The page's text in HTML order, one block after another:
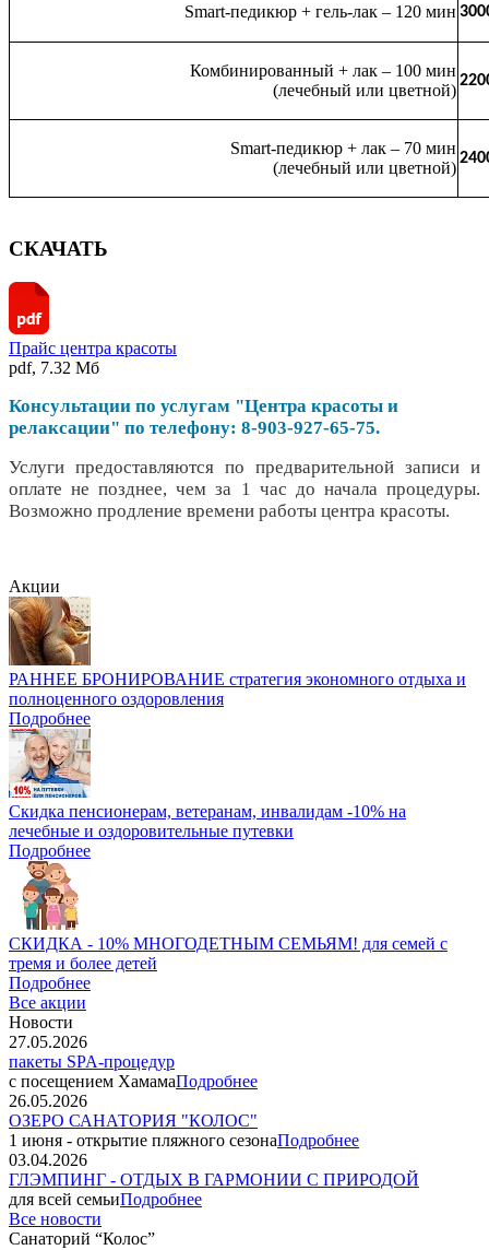
Smart-педикюр + гель-лак – 120 мин
Комбинированный + лак – 100 мин
(лечебный или цветной)
Smart-педикюр + лак – 70 мин
(лечебный или цветной)
СКАЧАТЬ
Прайс центра красоты
pdf, 7.32 Мб
Консультации по услугам "Центра красоты и
релаксации" по телефону: 8-903-927-65-75.
Услуги предоставляются по предварительной записи и
оплате не позднее, чем за 1 час до начала процедуры.
Возможно продление времени работы центра красоты.
Акции
РАННЕЕ БРОНИРОВАНИЕ стратегия экономного отдыха и
полноценного оздоровления
Подробнее
Скидка пенсионерам, ветеранам, инвалидам -10% на
лечебные и оздоровительные путевки
Подробнее
СКИДКА - 10% МНОГОДЕТНЫМ СЕМЬЯМ! для семей с
тремя и более детей
Подробнее
Все акции
Новости
27.05.2026
пакеты SPA-процедур
с посещением ХамамаПодробнее
26.05.2026
ОЗЕРО САНАТОРИЯ "КОЛОС"
1 июня - открытие пляжного сезонаПодробнее
03.04.2026
ГЛЭМПИНГ - ОТДЫХ В ГАРМОНИИ С ПРИРОДОЙ
для всей семьиПодробнее
Все новости
Санаторий “Колос”